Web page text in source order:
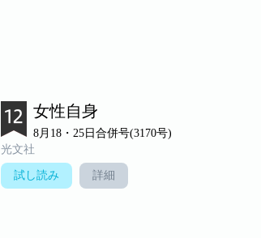
女性自身
8月18・25日合併号(3170号)
光文社
試し読み 詳細